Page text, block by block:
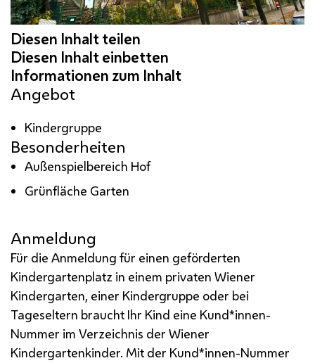
Angebot
Kindergruppe
Besonderheiten
Außenspielbereich Hof
Grünfläche Garten
Anmeldung
Für die Anmeldung für einen geförderten
Kindergartenplatz in einem privaten Wiener
Kindergarten, einer Kindergruppe oder bei
Tageseltern braucht Ihr Kind eine Kund*innen-
Nummer im Verzeichnis der Wiener
Kindergartenkinder. Mit der Kund*innen-Nummer